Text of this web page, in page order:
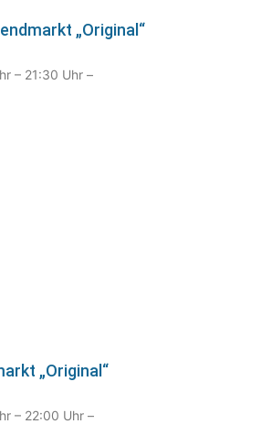
„Original“
– 21:30 Uhr –
„Original“
– 22:00 Uhr –